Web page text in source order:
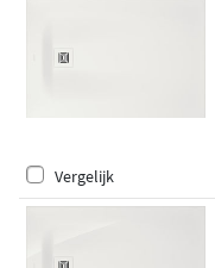
Vergelijk